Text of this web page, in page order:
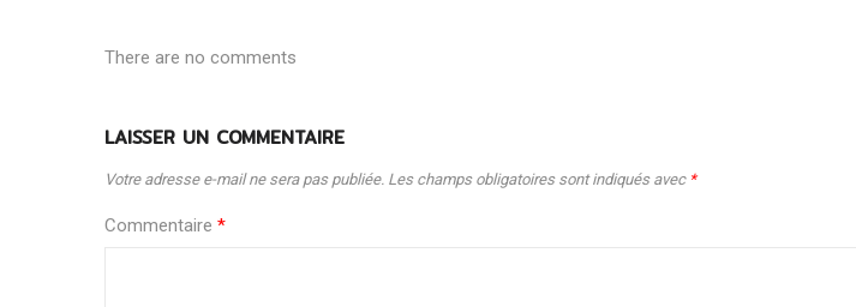
There are no comments
LAISSER UN COMMENTAIRE
Votre adresse e-mail ne sera pas publiée. Les champs obligatoires sont indiqués avec *
Commentaire *